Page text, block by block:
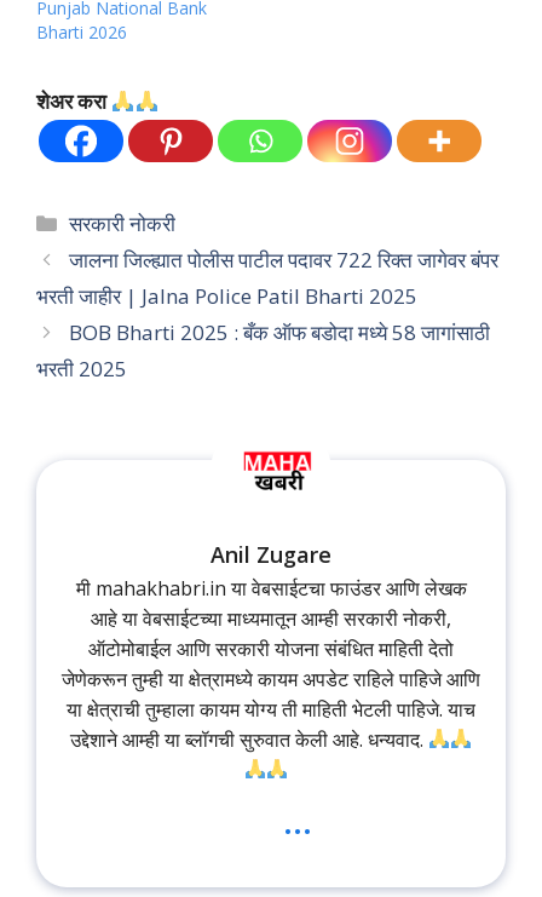
Punjab National Bank
Bharti 2026
शेअर करा
Categories
सरकारी नोकरी
जालना जिल्ह्यात पोलीस पाटील पदावर 722 रिक्त जागेवर बंपर
भरती जाहीर | Jalna Police Patil Bharti 2025
BOB Bharti 2025 : बँक ऑफ बडोदा मध्ये 58 जागांसाठी
भरती 2025
Anil Zugare
मी mahakhabri.in या वेबसाईटचा फाउंडर आणि लेखक
आहे या वेबसाईटच्या माध्यमातून आम्ही सरकारी नोकरी,
ऑटोमोबाईल आणि सरकारी योजना संबंधित माहिती देतो
जेणेकरून तुम्ही या क्षेत्रामध्ये कायम अपडेट राहिले पाहिजे आणि
या क्षेत्राची तुम्हाला कायम योग्य ती माहिती भेटली पाहिजे. याच
उद्देशाने आम्ही या ब्लॉगची सुरुवात केली आहे. धन्यवाद.
...